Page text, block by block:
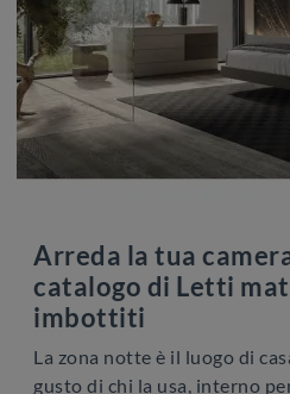
Arreda la tua
catalogo di Letti
imbottiti
La zona notte è il luogo di
gusto di chi la usa, interno